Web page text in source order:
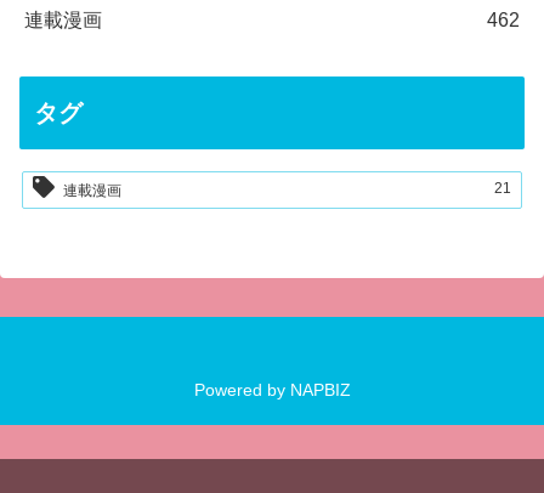
連載漫画 462
タグ
連載漫画 21
Powered by NAPBIZ